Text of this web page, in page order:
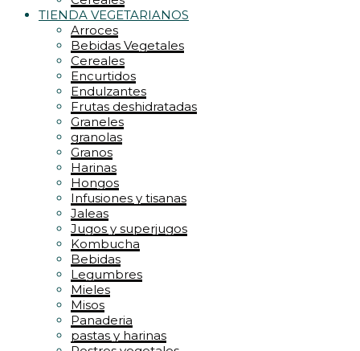
TIENDA VEGETARIANOS
Arroces
Bebidas Vegetales
Cereales
Encurtidos
Endulzantes
Frutas deshidratadas
Graneles
granolas
Granos
Harinas
Hongos
Infusiones y tisanas
Jaleas
Jugos y superjugos
Kombucha
Bebidas
Legumbres
Mieles
Misos
Panaderia
pastas y harinas